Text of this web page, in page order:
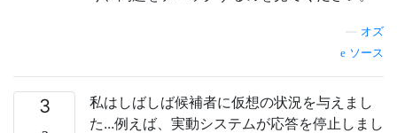
オズ
ソース
3
私はしばしば候補者に仮想の状況を与えまし
た...例えば、実動システムが応答を停止しまし